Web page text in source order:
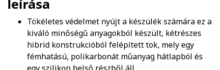
leírása
Tökéletes védelmet nyújt a készülék számára ez a
kiváló minőségű anyagokból készült, kétrészes
hibrid konstrukcióból felépített tok, mely egy
fémhatású, polikarbonát műanyag hátlapból és